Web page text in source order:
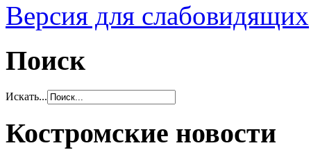
Версия для слабовидящих
Поиск
Искать...
Костромские новости